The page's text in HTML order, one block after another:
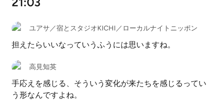
ユアサ／宿とスタジオKICHI／ローカルナイトニッポン
担えたらいいなっていうふうには思いますね。
高見知英
手応えを感じる、そういう変化が来たちを感じるってい
う形なんですよね。